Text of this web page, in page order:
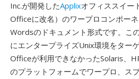
Inc.が開発したApplixオフィススイー
Officeに改名）のワープロコンポー
Wordsのドキュメント形式です。こ
にエンタープライズUnix環境をター
Officeが利用できなかったSolaris、
のプラットフォームでワープロ、ス